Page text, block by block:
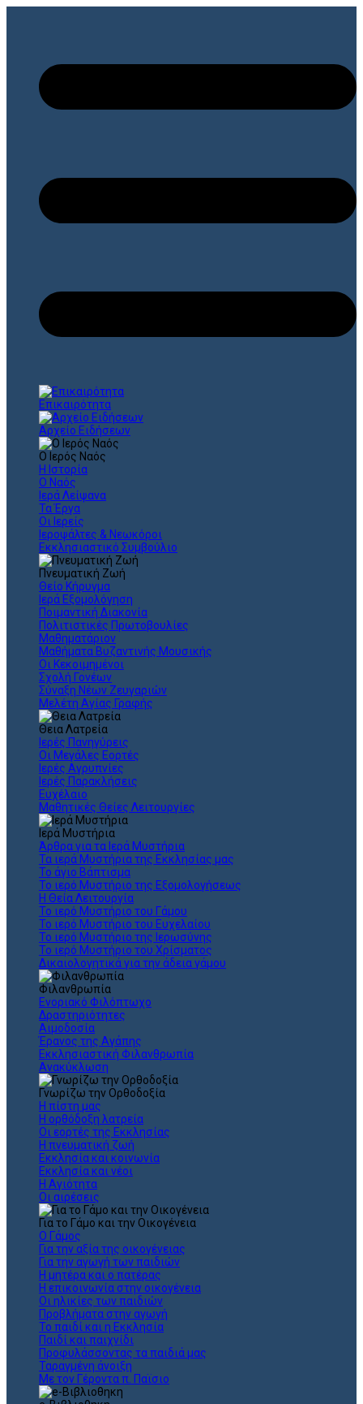
Επικαιρότητα
Αρχείο Ειδήσεων
Ο Ιερός Ναός
Η Ιστορία
Ο Ναός
Ιερά Λείψανα
Τα Έργα
Οι Ιερείς
Ιεροψάλτες & Νεωκόροι
Εκκλησιαστικό Συμβούλιο
Πνευματική Ζωή
Θείο Κήρυγμα
Ιερά Εξομολόγηση
Ποιμαντική Διακονία
Πολιτιστικές Πρωτοβουλίες
Μαθηματάριον
Μαθήματα Βυζαντινής Μουσικής
Οι Κεκοιμημένοι
Σχολή Γονέων
Σύναξη Νέων Ζευγαριών
Μελέτη Αγίας Γραφής
Θεια Λατρεία
Ιερές Πανηγύρεις
Οι Μεγάλες Εορτές
Ιερές Αγρυπνίες
Ιερές Παρακλήσεις
Ευχέλαιο
Μαθητικές Θείες Λειτουργίες
Ιερά Μυστήρια
Άρθρα για τα Ιερά Μυστήρια
Τα ιερά Μυστήρια της Εκκλησίας μας
Το άγιο Βάπτισμα
Το ιερό Μυστήριο της Εξομολογήσεως
Η Θεία Λειτουργία
Το ιερό Μυστήριο του Γάμου
Το ιερό Μυστήριο του Ευχελαίου
Το ιερό Μυστήριο της Ιερωσύνης
Το ιερό Μυστήριο του Χρίσματος
Δικαιολογητικά για την άδεια γάμου
Φιλανθρωπία
Ενοριακό Φιλόπτωχο
Δραστηριότητες
Αιμοδοσία
Έρανος της Αγάπης
Εκκλησιαστική Φιλανθρωπία
Ανακύκλωση
Γνωρίζω την Ορθοδοξία
Η πίστη μας
Η ορθόδοξη λατρεία
Οι εορτές της Εκκλησίας
Η πνευματική ζωή
Εκκλησία και κοινωνία
Εκκλησία και νέοι
Η Αγιότητα
Οι αιρέσεις
Για το Γάμο και την Οικογένεια
Ο Γάμος
Για την αξία της οικογένειας
Για την αγωγή των παιδιών
Η μητέρα και ο πατέρας
Η επικοινωνία στην οικογένεια
Οι ηλικίες των παιδιών
Προβλήματα στην αγωγή
Το παιδί και η Εκκλησία
Παιδί και παιχνίδι
Προφυλάσσοντας τα παιδιά μας
Ταραγμένη άνοιξη
Με τον Γέροντα π. Παϊσιο